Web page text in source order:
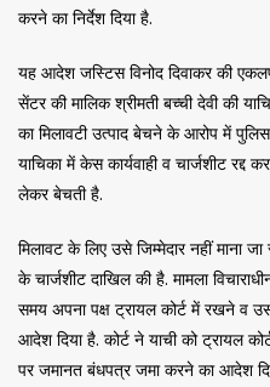
करने का निर्देश दिया है.
यह आदेश जस्टिस विनोद दिवाकर की
सेंटर की मालिक श्रीमती बच्ची देवी की
का मिलावटी उत्पाद बेचने के आरोप में
याचिका में केस कार्यवाही व चार्जशीट
लेकर बेचती है.
मिलावट के लिए उसे जिम्मेदार नहीं माना
के चार्जशीट दाखिल की है. मामला
समय अपना पक्ष ट्रायल कोर्ट में रखने व
आदेश दिया है. कोर्ट ने याची को ट्रायल
पर जमानत बंधपत्र जमा करने का आदेश